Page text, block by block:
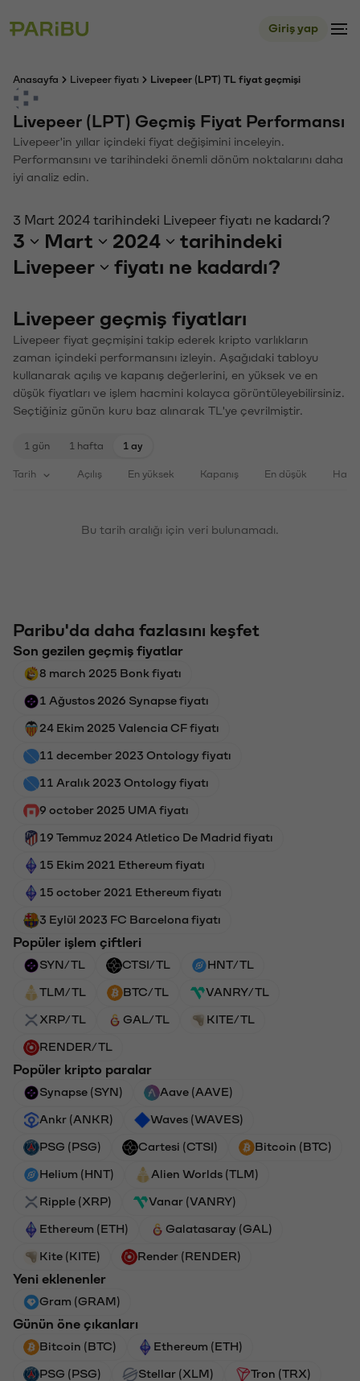
Giriş yap
Anasayfa Livepeer fiyatı Livepeer (LPT) TL fiyat geçmişi
Livepeer (LPT) Geçmiş Fiyat Performansı
Livepeer'in yıllar içindeki fiyat değişimini inceleyin.
Performansını ve tarihindeki önemli dönüm noktalarını daha
iyi analiz edin.
3 Mart 2024 tarihindeki Livepeer fiyatı ne kadardı?
3 Mart 2024
tarihindeki
Livepeer
fiyatı ne kadardı?
Livepeer geçmiş fiyatları
Livepeer fiyat geçmişini takip ederek kripto varlıkların
zaman içindeki performansını izleyin. Aşağıdaki tabloyu
kullanarak açılış ve kapanış değerlerini, en yüksek ve en
düşük fiyatları ve işlem hacmini kolayca görüntüleyebilirsiniz.
Seçtiğiniz günün kuru baz alınarak TL'ye çevrilmiştir.
1 gün 1 hafta 1 ay
Tarih Açılış En yüksek Kapanış En düşük
Bu tarih aralığı için veri bulunamadı.
Paribu'da daha fazlasını keşfet
Son gezilen geçmiş fiyatlar
8 march 2025 Bonk fiyatı
1 Ağustos 2026 Synapse fiyatı
24 Ekim 2025 Valencia CF fiyatı
11 december 2023 Ontology fiyatı
11 Aralık 2023 Ontology fiyatı
9 october 2025 UMA fiyatı
19 Temmuz 2024 Atletico De Madrid fiyatı
15 Ekim 2021 Ethereum fiyatı
15 october 2021 Ethereum fiyatı
3 Eylül 2023 FC Barcelona fiyatı
Popüler işlem çiftleri
SYN/TL CTSI/TL HNT/TL
TLM/TL BTC/TL VANRY/TL
XRP/TL GAL/TL KITE/TL
RENDER/TL
Popüler kripto paralar
Synapse (SYN) Aave (AAVE)
Ankr (ANKR) Waves (WAVES)
PSG (PSG) Cartesi (CTSI) Bitcoin (BTC)
Helium (HNT) Alien Worlds (TLM)
Ripple (XRP) Vanar (VANRY)
Ethereum (ETH) Galatasaray (GAL)
Kite (KITE) Render (RENDER)
Yeni eklenenler
Gram (GRAM)
Günün öne çıkanları
Bitcoin (BTC) Ethereum (ETH)
PSG (PSG) Stellar (XLM) Tron (TRX)